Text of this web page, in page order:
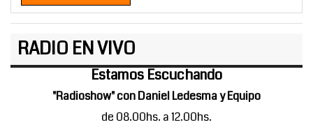
RADIO EN VIVO
Estamos Escuchando
"Radioshow" con Daniel Ledesma y Equipo
de 08.00hs. a 12.00hs.